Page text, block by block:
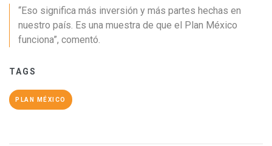
“Eso significa más inversión y más partes hechas en
nuestro país. Es una muestra de que el Plan México
funciona”, comentó.
TAGS
PLAN MÉXICO